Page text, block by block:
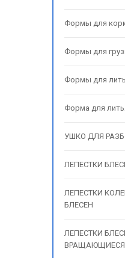
Формы для
Формы для
Формы для
Форма для
УШКО ДЛЯ
ЛЕПЕСТКИ
ЛЕПЕСТКИ
БЛЕСЕН
ЛЕПЕСТКИ
ВРАЩАЮЩИЕСЯ